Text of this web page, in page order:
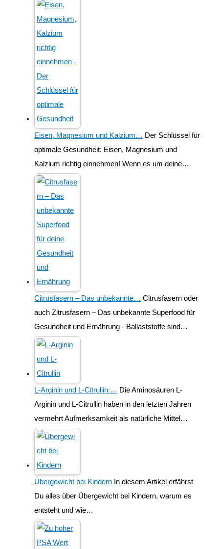
Eisen, Magnesium und Kalzium… Der Schlüssel für
optimale Gesundheit: Eisen, Magnesium und
Kalzium richtig einnehmen! Wenn es um deine…
Citrusfasern – Das unbekannte… Citrusfasern oder
auch Zitrusfasern – Das unbekannte Superfood für
Gesundheit und Ernährung - Ballaststoffe sind…
L-Arginin und L-Citrullin:… Die Aminosäuren L-
Arginin und L-Citrullin haben in den letzten Jahren
vermehrt Aufmerksamkeit als natürliche Mittel…
Übergewicht bei Kindern In diesem Artikel erfährst
Du alles über Übergewicht bei Kindern, warum es
entsteht und wie…